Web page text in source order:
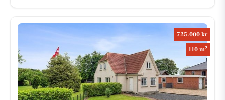
725.000 kr
110 m2